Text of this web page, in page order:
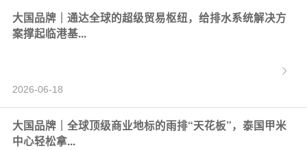
大国品牌｜通达全球的超级贸易枢纽，给排水系统解决方
案撑起临港基...
2026-06-18
大国品牌｜全球顶级商业地标的雨排“天花板”，泰国甲米
中心轻松拿...